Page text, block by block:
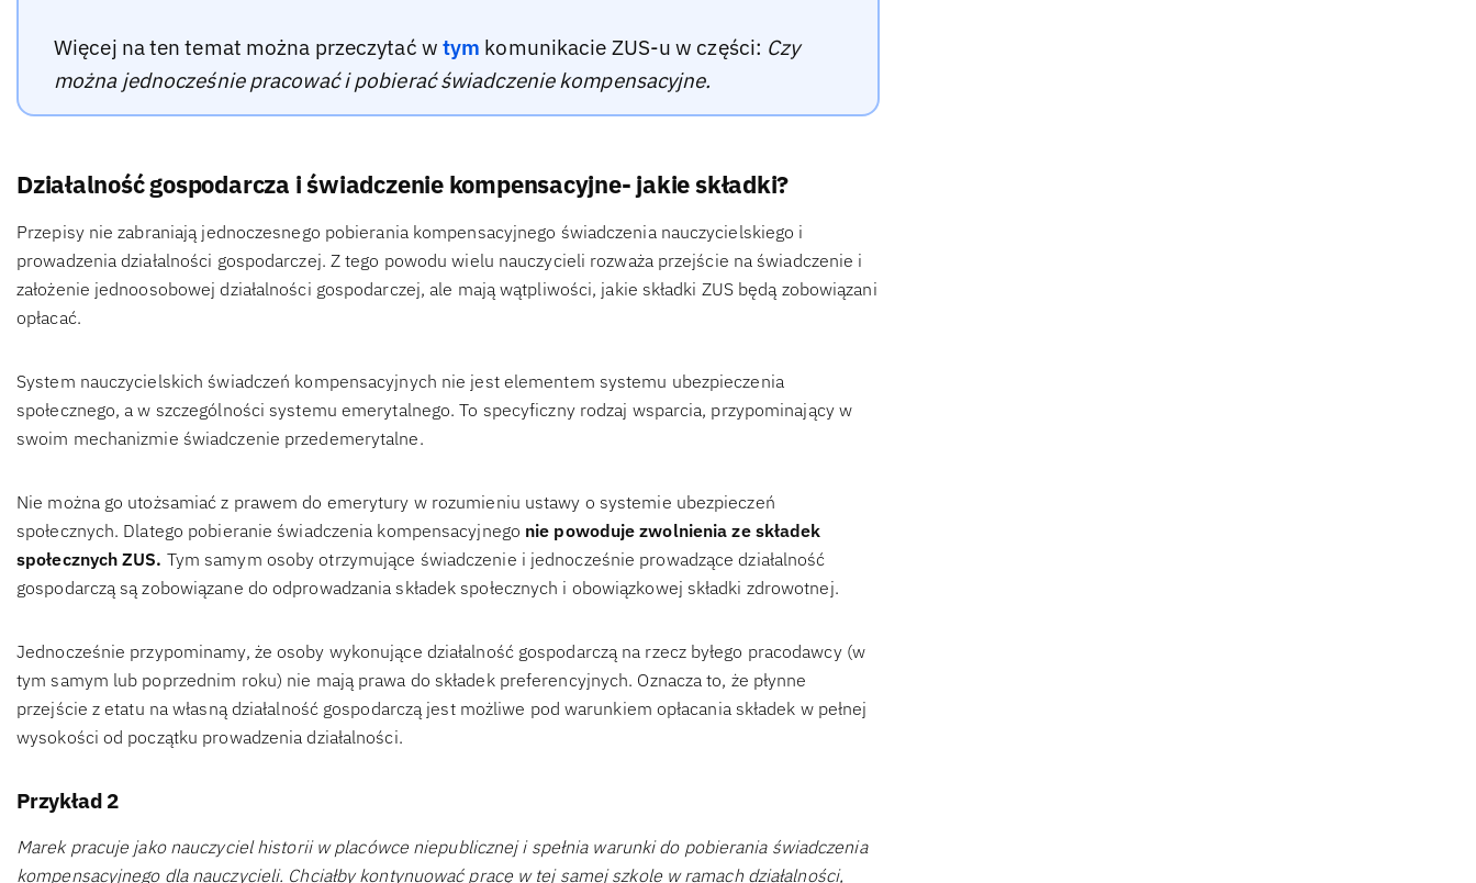
Więcej na ten temat można przeczytać w tym komunikacie ZUS-u w części: Czy
można jednocześnie pracować i pobierać świadczenie kompensacyjne.
Działalność gospodarcza i świadczenie kompensacyjne- jakie składki?
Przepisy nie zabraniają jednoczesnego pobierania kompensacyjnego świadczenia nauczycielskiego i
prowadzenia działalności gospodarczej. Z tego powodu wielu nauczycieli rozważa przejście na świadczenie i
założenie jednoosobowej działalności gospodarczej, ale mają wątpliwości, jakie składki ZUS będą zobowiązani
opłacać.
System nauczycielskich świadczeń kompensacyjnych nie jest elementem systemu ubezpieczenia
społecznego, a w szczególności systemu emerytalnego. To specyficzny rodzaj wsparcia, przypominający w
swoim mechanizmie świadczenie przedemerytalne.
Nie można go utożsamiać z prawem do emerytury w rozumieniu ustawy o systemie ubezpieczeń
społecznych. Dlatego pobieranie świadczenia kompensacyjnego nie powoduje zwolnienia ze składek
społecznych ZUS. Tym samym osoby otrzymujące świadczenie i jednocześnie prowadzące działalność
gospodarczą są zobowiązane do odprowadzania składek społecznych i obowiązkowej składki zdrowotnej.
Jednocześnie przypominamy, że osoby wykonujące działalność gospodarczą na rzecz byłego pracodawcy (w
tym samym lub poprzednim roku) nie mają prawa do składek preferencyjnych. Oznacza to, że płynne
przejście z etatu na własną działalność gospodarczą jest możliwe pod warunkiem opłacania składek w pełnej
wysokości od początku prowadzenia działalności.
Przykład 2
Marek pracuje jako nauczyciel historii w placówce niepublicznej i spełnia warunki do pobierania świadczenia
kompensacyjnego dla nauczycieli. Chciałby kontynuować pracę w tej samej szkole w ramach działalności,